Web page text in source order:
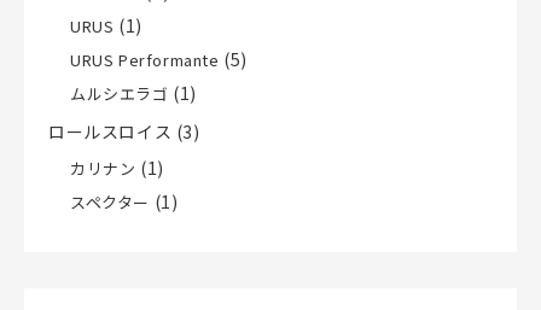
URUS (1)
URUS Performante (5)
ムルシエラゴ (1)
ロールスロイス (3)
カリナン (1)
スペクター (1)